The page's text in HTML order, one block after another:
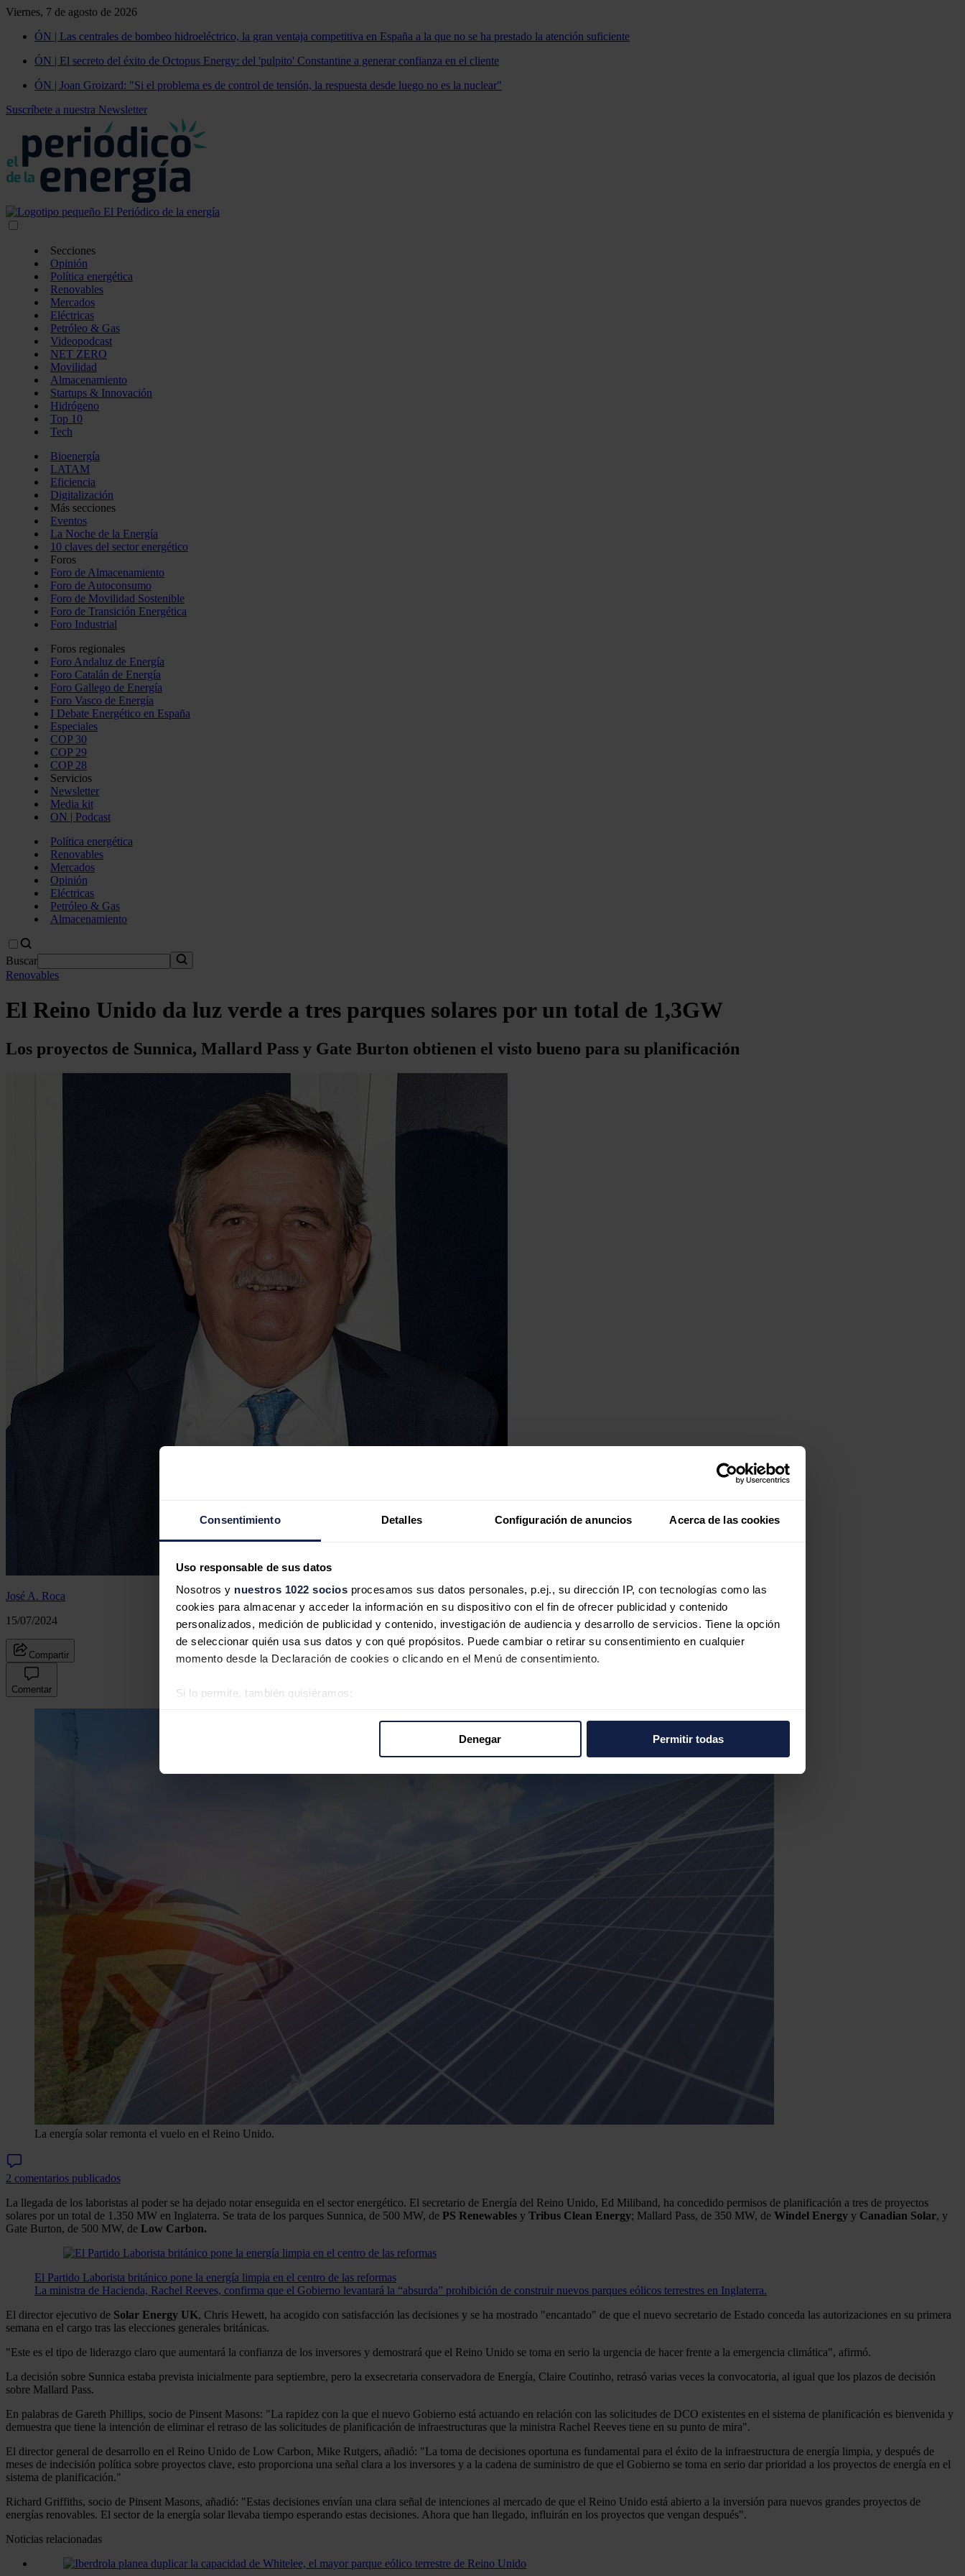
Consentimiento Detalles Configuración de anuncios Acerca de las cookies
Uso responsable de sus datos
Nosotros y nuestros 1022 socios procesamos sus datos personales, p.ej., su dirección IP, con tecnologías como las
cookies para almacenar y acceder la información en su dispositivo con el fin de ofrecer publicidad y contenido
personalizados, medición de publicidad y contenido, investigación de audiencia y desarrollo de servicios. Tiene la opción
de seleccionar quién usa sus datos y con qué propósitos. Puede cambiar o retirar su consentimiento en cualquier
momento desde la Declaración de cookies o clicando en el Menú de consentimiento.
Si lo permite, también quisiéramos:
y analizar el tráfico. Además, compartimos información sobre el uso que haga del sitio web con nuestros partners de
redes sociales, publicidad y análisis web, quienes pueden combinarla con otra información que les haya proporcionado o
Denegar Permitir todas
Viernes, 7 de agosto de 2026
ÓN | Las centrales de bombeo hidroeléctrico, la gran ventaja competitiva en España a la que no se ha prestado la atención suficiente
ÓN | El secreto del éxito de Octopus Energy: del 'pulpito' Constantine a generar confianza en el cliente
ÓN | Joan Groizard: "Si el problema es de control de tensión, la respuesta desde luego no es la nuclear"
Suscríbete a nuestra Newsletter
Secciones
Opinión
Política energética
Renovables
Mercados
Eléctricas
Petróleo & Gas
Videopodcast
NET ZERO
Movilidad
Almacenamiento
Startups & Innovación
Hidrógeno
Top 10
Tech
Bioenergía
LATAM
Eficiencia
Digitalización
Más secciones
Eventos
La Noche de la Energía
10 claves del sector energético
Foros
Foro de Almacenamiento
Foro de Autoconsumo
Foro de Movilidad Sostenible
Foro de Transición Energética
Foro Industrial
Foros regionales
Foro Andaluz de Energía
Foro Catalán de Energía
Foro Gallego de Energía
Foro Vasco de Energía
I Debate Energético en España
Especiales
COP 30
COP 29
COP 28
Servicios
Newsletter
Media kit
ON | Podcast
Política energética
Renovables
Mercados
Opinión
Eléctricas
Petróleo & Gas
Almacenamiento
Buscar
Renovables
El Reino Unido da luz verde a tres parques solares por un total de 1,3GW
Los proyectos de Sunnica, Mallard Pass y Gate Burton obtienen el visto bueno para su planificación
José A. Roca
15/07/2024
Compartir
Comentar
La energía solar remonta el vuelo en el Reino Unido.
2 comentarios publicados
La llegada de los laboristas al poder se ha dejado notar enseguida en el sector energético. El secretario de Energía del Reino Unido, Ed Miliband, ha concedido permisos de planificación a tres de proyectos
solares por un total de 1.350 MW en Inglaterra. Se trata de los parques Sunnica, de 500 MW, de PS Renewables y Tribus Clean Energy; Mallard Pass, de 350 MW, de Windel Energy y Canadian Solar, y
Gate Burton, de 500 MW, de Low Carbon.
El Partido Laborista británico pone la energía limpia en el centro de las reformas
La ministra de Hacienda, Rachel Reeves, confirma que el Gobierno levantará la “absurda” prohibición de construir nuevos parques eólicos terrestres en Inglaterra.
El director ejecutivo de Solar Energy UK, Chris Hewett, ha acogido con satisfacción las decisiones y se ha mostrado "encantado" de que el nuevo secretario de Estado conceda las autorizaciones en su primera
semana en el cargo tras las elecciones generales británicas.
"Este es el tipo de liderazgo claro que aumentará la confianza de los inversores y demostrará que el Reino Unido se toma en serio la urgencia de hacer frente a la emergencia climática", afirmó.
La decisión sobre Sunnica estaba prevista inicialmente para septiembre, pero la exsecretaria conservadora de Energía, Claire Coutinho, retrasó varias veces la convocatoria, al igual que los plazos de decisión
sobre Mallard Pass.
En palabras de Gareth Phillips, socio de Pinsent Masons: "La rapidez con la que el nuevo Gobierno está actuando en relación con las solicitudes de DCO existentes en el sistema de planificación es bienvenida y
demuestra que tiene la intención de eliminar el retraso de las solicitudes de planificación de infraestructuras que la ministra Rachel Reeves tiene en su punto de mira".
El director general de desarrollo en el Reino Unido de Low Carbon, Mike Rutgers, añadió: "La toma de decisiones oportuna es fundamental para el éxito de la infraestructura de energía limpia, y después de
meses de indecisión política sobre proyectos clave, esto proporciona una señal clara a los inversores y a la cadena de suministro de que el Gobierno se toma en serio dar prioridad a los proyectos de energía en el
sistema de planificación."
Richard Griffiths, socio de Pinsent Masons, añadió: "Estas decisiones envían una clara señal de intenciones al mercado de que el Reino Unido está abierto a la inversión para nuevos grandes proyectos de
energías renovables. El sector de la energía solar llevaba tiempo esperando estas decisiones. Ahora que han llegado, influirán en los proyectos que vengan después".
Noticias relacionadas